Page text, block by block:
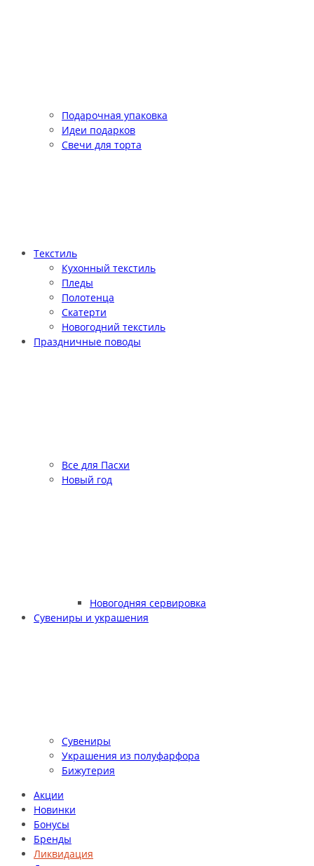
Подарочная упаковка
Идеи подарков
Свечи для торта
Текстиль
Кухонный текстиль
Пледы
Полотенца
Скатерти
Новогодний текстиль
Праздничные поводы
Все для Пасхи
Новый год
Новогодняя сервировка
Сувениры и украшения
Сувениры
Украшения из полуфарфора
Бижутерия
Акции
Новинки
Бонусы
Бренды
Ликвидация